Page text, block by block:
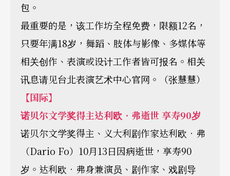
包。
最重要的是，该工作坊全程免费，限额12名，
只要年满18岁，舞蹈、肢体与影像、多媒体等
相关创作、表演或设计工作者皆可报名。相关
讯息请见台北表演艺术中心官网。（张慧慧）
【国际】
诺贝尔文学奖得主达利欧．弗逝世 享寿90岁
诺贝尔文学奖得主、义大利剧作家达利欧．弗
（Dario Fo）10月13日因病逝世，享寿90
岁。达利欧．弗身兼演员、剧作家、戏剧导